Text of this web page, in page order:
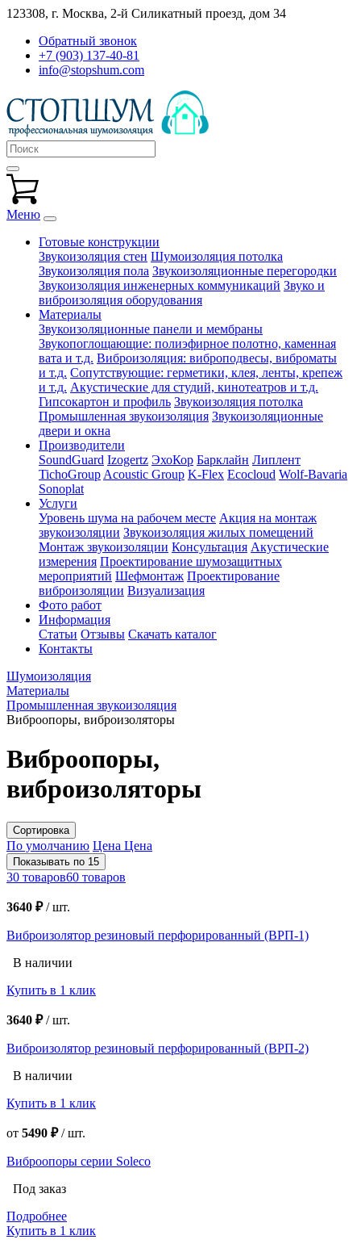
123308, г. Москва, 2-й Силикатный проезд, дом 34
Обратный звонок
+7 (903) 137-40-81
info@stopshum.com
Меню
Готовые конструкции
Звукоизоляция стен Шумоизоляция потолка
Звукоизоляция пола Звукоизоляционные перегородки
Звукоизоляция инженерных коммуникаций Звуко и
виброизоляция оборудования
Материалы
Звукоизоляционные панели и мембраны
Звукопоглощающие: полиэфирное полотно, каменная
вата и т.д. Виброизоляция: виброподвесы, виброматы
и т.д. Сопутствующие: герметики, клея, ленты, крепеж
и т.д. Акустические для студий, кинотеатров и т.д.
Гипсокартон и профиль Звукоизоляция потолка
Промышленная звукоизоляция Звукоизоляционные
двери и окна
Производители
SoundGuard Izogertz ЭхоКор Барклайн Липлент
TichoGroup Acoustic Group K-Flex Ecocloud Wolf-Bavaria
Sonoplat
Услуги
Уровень шума на рабочем месте Акция на монтаж
звукоизоляции Звукоизоляция жилых помещений
Монтаж звукоизоляции Консультация Акустические
измерения Проектирование шумозащитных
мероприятий Шефмонтаж Проектирование
виброизоляции Визуализация
Фото работ
Информация
Статьи Отзывы Скачать каталог
Контакты
Шумоизоляция
Материалы
Промышленная звукоизоляция
Виброопоры, виброизоляторы
Виброопоры,
виброизоляторы
Сортировка
По умолчанию Цена Цена
Показывать по 15
30 товаров60 товаров
3640 ₽/шт.
Виброизолятор резиновый перфорированный (ВРП-1)
В наличии
Купить в 1 клик
3640 ₽/шт.
Виброизолятор резиновый перфорированный (ВРП-2)
В наличии
Купить в 1 клик
от 5490 ₽/шт.
Виброопоры серии Soleco
Под заказ
Подробнее
Купить в 1 клик